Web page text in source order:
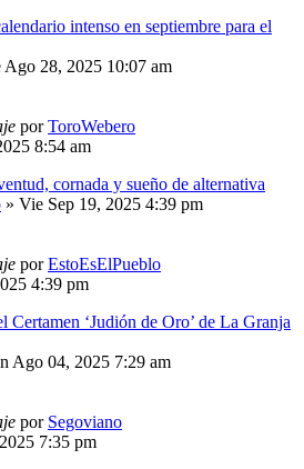
intenso en septiembre para el
Ago 28, 2025 10:07 am
porToroWebero
8:54 am
cornada y sueño de alternativa
» Vie Sep 19, 2025 4:39 pm
porEstoEsElPueblo
4:39 pm
Certamen ‘Judión de Oro’ de La Granja
Ago 04, 2025 7:29 am
por Segoviano
7:35 pm